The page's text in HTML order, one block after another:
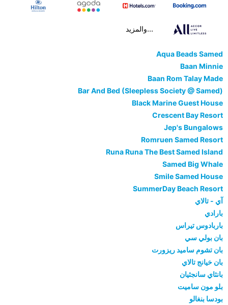
...والمزيد
Aqua Beads Samed
Baan Minnie
Baan Rom Talay Made
Bar And Bed (Sleepless Society @ Samed)
Black Marine Guest House
Crescent Bay Resort
Jep's Bungalows
Romruen Samed Resort
Runa Runa The Best Samed Island
Samed Big Whale
Smile Samed House
SummerDay Beach Resort
آي - تالاي
بارادي
باربادوس تيراس
بان بولي سي
بان تشوم ساميد ريزورت
بان خيانج تالاي
بانثاي سانجثيان
بلو مون ساميت
بودسا بنغالو